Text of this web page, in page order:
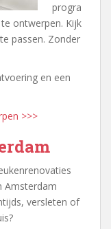
progra
ontwerpen. Kijk
passen. Zonder
en een
>>>
Amsterdam
versleten of